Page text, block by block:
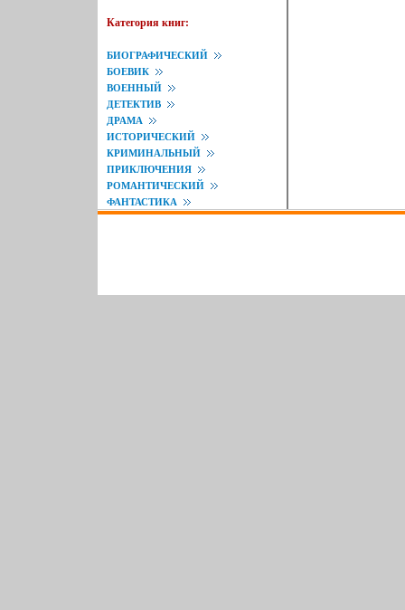
Категория книг:
БИОГРАФИЧЕСКИЙ
БОЕВИК
ВОЕННЫЙ
ДЕТЕКТИВ
ДРАМА
ИСТОРИЧЕСКИЙ
КРИМИНАЛЬНЫЙ
ПРИКЛЮЧЕНИЯ
РОМАНТИЧЕСКИЙ
ФАНТАСТИКА